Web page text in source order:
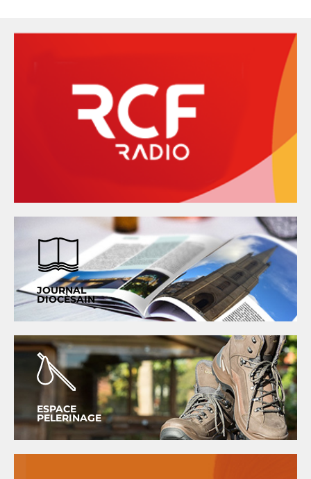
JOURNAL
DIOCÈSAIN
ESPACE
PELERINAGE